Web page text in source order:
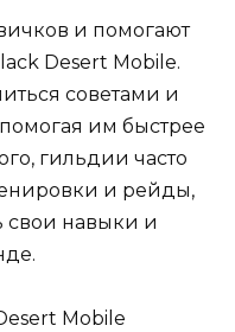
и помогают
Desert Mobile.
советами и
им быстрее
гильдии часто
и рейды,
свои навыки и
Mobile